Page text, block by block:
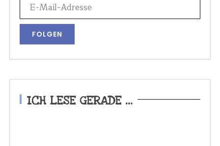
ICH LESE GERADE …